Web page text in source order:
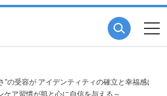
”の受容が アイデンティティの確立と幸福感に繋
ア習慣が肌と心に自信を与える～